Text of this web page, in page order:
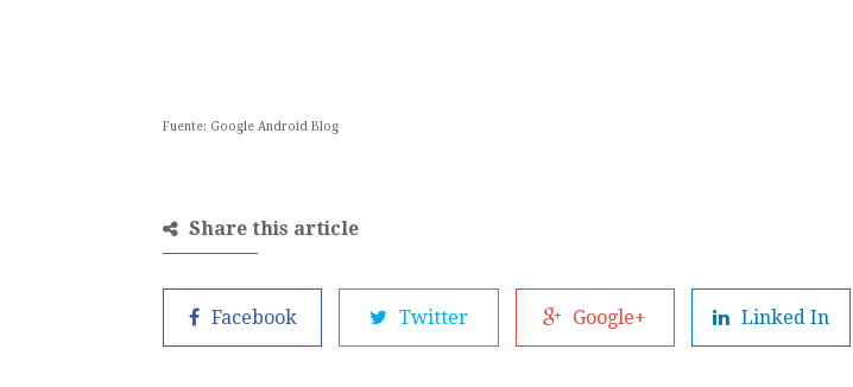
Fuente: Google Android Blog
Share this article
Facebook Twitter Google+ Linked In